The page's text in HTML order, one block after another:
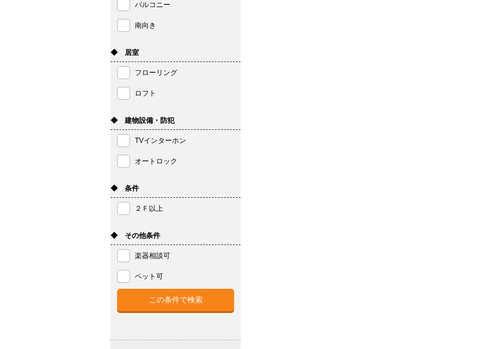
バルコニー
南向き
◆ 居室
フローリング
ロフト
◆ 建物設備・防犯
TVインターホン
オートロック
◆ 条件
２Ｆ以上
◆ その他条件
楽器相談可
ペット可